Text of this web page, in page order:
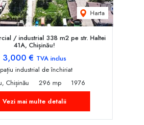
Harta
/ industrial 338 m2 pe str. Haltei
41A, Chișinău!
3,000 € TVA inclus
industrial de închiriat
Chișinău
296 mp
1976
Vezi mai multe detalii